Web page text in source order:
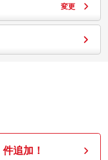
変更
件追加！